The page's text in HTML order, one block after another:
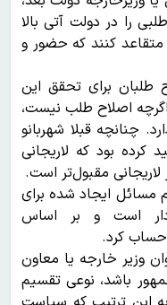
را در دولت آتی بالا
متقاعد کنند که حضور و
طلبان برای تحقق این
اصلاح طلب نیست،
چنانچه قبلا شهربانو
کرده بود که لاریجانی
لاریجانی مقبول‌تر است.
مسائل ایجاد شده برای
است و بر اساس
حساب کرد.
وزیر خارجه یا معاون
باشد، نوعی تقسیم